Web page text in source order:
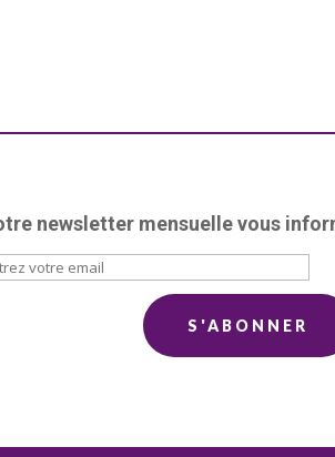
newsletter mensuelle vous